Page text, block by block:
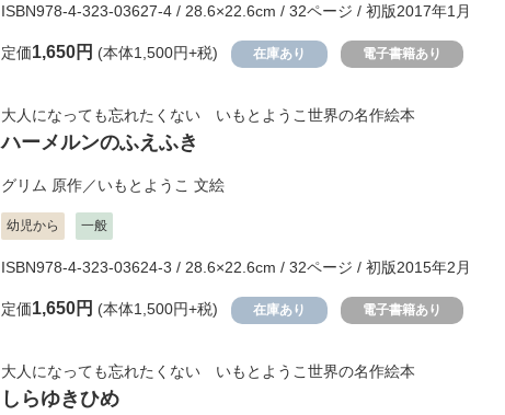
ISBN978-4-323-03627-4 / 28.6×22.6cm / 32ページ / 初版2017年1月
定価1,650円 (本体1,500円+税) 在庫あり 電子書籍あり
大人になっても忘れたくない いもとようこ世界の名作絵本
ハーメルンのふえふき
グリム 原作／いもとようこ 文絵
幼児から 一般
ISBN978-4-323-03624-3 / 28.6×22.6cm / 32ページ / 初版2015年2月
定価1,650円 (本体1,500円+税) 在庫あり 電子書籍あり
大人になっても忘れたくない いもとようこ世界の名作絵本
しらゆきひめ